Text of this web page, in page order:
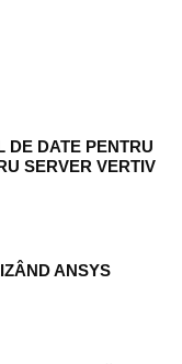
DE DATE PENTRU
SERVER VERTIV
ANSYS